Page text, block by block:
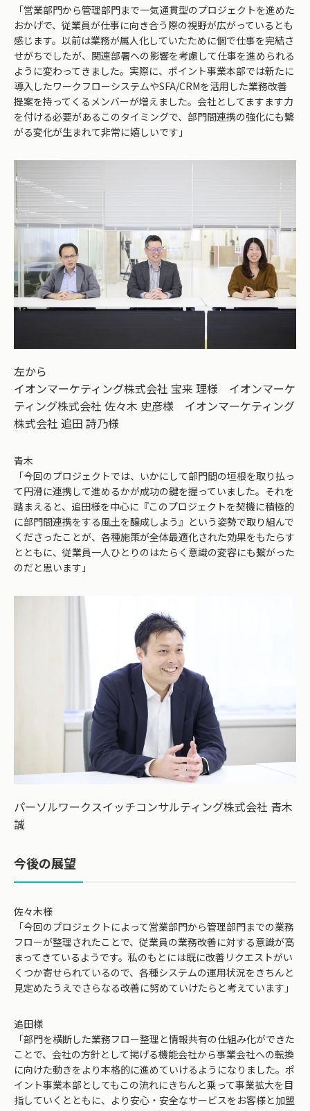
「営業部門から管理部門まで一気通貫型のプロジェクトを進めた
おかげで、従業員が仕事に向き合う際の視野が広がっているとも
感じます。以前は業務が属人化していたために個で仕事を完結さ
せがちでしたが、関連部署への影響を考慮して仕事を進められる
ように変わってきました。実際に、ポイント事業本部では新たに
導入したワークフローシステムやSFA/CRMを活用した業務改善
提案を持ってくるメンバーが増えました。会社としてますます力
を付ける必要があるこのタイミングで、部門間連携の強化にも繋
がる変化が生まれて非常に嬉しいです」
左から
イオンマーケティング株式会社 宝来 理様 イオンマーケ
ティング株式会社 佐々木 史彦様 イオンマーケティング
株式会社 追田 詩乃様
青木
「今回のプロジェクトでは、いかにして部門間の垣根を取り払っ
て円滑に連携して進めるかが成功の鍵を握っていました。それを
踏まえると、追田様を中心に『このプロジェクトを契機に積極的
に部門間連携をする風土を醸成しよう』という姿勢で取り組んで
くださったことが、各種施策が全体最適化された効果をもたらす
とともに、従業員一人ひとりのはたらく意識の変容にも繋がった
のだと思います」
パーソルワークスイッチコンサルティング株式会社 青木
誠
今後の展望
佐々木様
「今回のプロジェクトによって営業部門から管理部門までの業務
フローが整理されたことで、従業員の業務改善に対する意識が高
まってきているようです。私のもとには既に改善リクエストがい
くつか寄せられているので、各種システムの運用状況をきちんと
見定めたうえでさらなる改善に努めていけたらと考えています」
追田様
「部門を横断した業務フロー整理と情報共有の仕組み化ができた
ことで、会社の方針として掲げる機能会社から事業会社への転換
に向けた動きをより本格的に進めていけるようになりました。ポ
イント事業本部としてもこの流れにきちんと乗って事業拡大を目
指していくとともに、より安心・安全なサービスをお客様と加盟